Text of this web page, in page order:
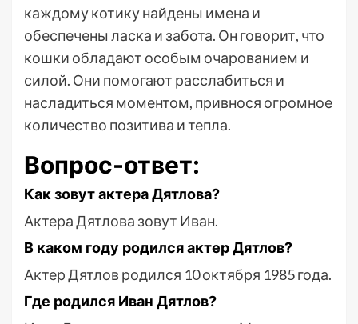
каждому котику найдены имена и
обеспечены ласка и забота. Он говорит, что
кошки обладают особым очарованием и
силой. Они помогают расслабиться и
насладиться моментом, привнося огромное
количество позитива и тепла.
Вопрос-ответ:
Как зовут актера Дятлова?
Актера Дятлова зовут Иван.
В каком году родился актер Дятлов?
Актер Дятлов родился 10 октября 1985 года.
Где родился Иван Дятлов?